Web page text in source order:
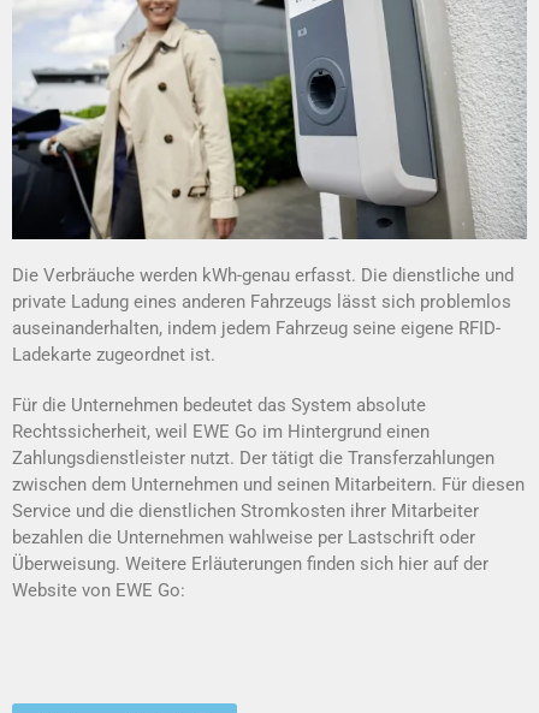
Die Verbräuche werden kWh-genau erfasst. Die dienstliche und
private Ladung eines anderen Fahrzeugs lässt sich problemlos
auseinanderhalten, indem jedem Fahrzeug seine eigene RFID-
Ladekarte zugeordnet ist.
Für die Unternehmen bedeutet das System absolute
Rechtssicherheit, weil EWE Go im Hintergrund einen
Zahlungsdienstleister nutzt. Der tätigt die Transferzahlungen
zwischen dem Unternehmen und seinen Mitarbeitern. Für diesen
Service und die dienstlichen Stromkosten ihrer Mitarbeiter
bezahlen die Unternehmen wahlweise per Lastschrift oder
Überweisung. Weitere Erläuterungen finden sich hier auf der
Website von EWE Go: